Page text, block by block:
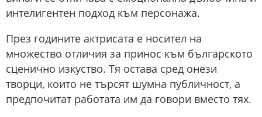
интелигентен подход към персонажа.
През годините актрисата е носител на
множество отличия за принос към българското
сценично изкуство. Тя остава сред онези
творци, които не търсят шумна публичност, а
предпочитат работата им да говори вместо тях.